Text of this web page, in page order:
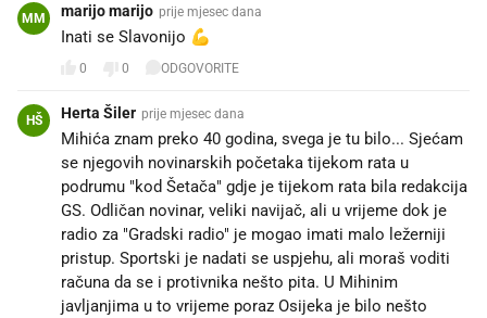
MM marijo marijo prije mjesec dana
Inati se Slavonijo 💪
0 0 ODGOVORITE
HŠ Herta Šiler prije mjesec dana
Mihića znam preko 40 godina, svega je tu bilo... Sjećam
se njegovih novinarskih početaka tijekom rata u
podrumu "kod Šetača" gdje je tijekom rata bila redakcija
GS. Odličan novinar, veliki navijač, ali u vrijeme dok je
radio za "Gradski radio" je mogao imati malo ležerniji
pristup. Sportski je nadati se uspjehu, ali moraš voditi
računa da se i protivnika nešto pita. U Mihinim
javljanjima u to vrijeme poraz Osijeka je bilo nešto